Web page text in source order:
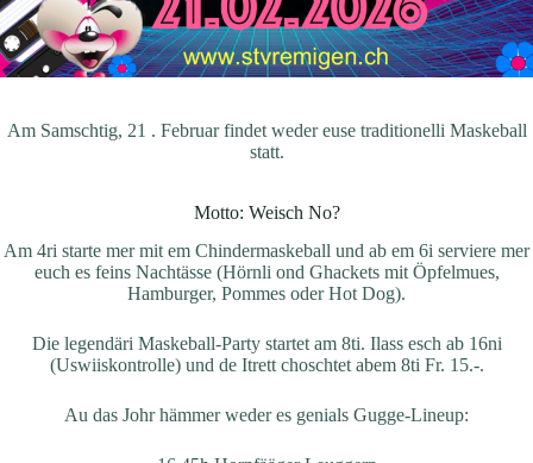
Am Samschtig, 21 . Februar findet weder euse traditionelli Maskeball
statt.
Motto: Weisch No?
Am 4ri starte mer mit em Chindermaskeball und ab em 6i serviere mer
euch es feins Nachtässe (Hörnli ond Ghackets mit Öpfelmues,
Hamburger, Pommes oder Hot Dog).
Die legendäri Maskeball-Party startet am 8ti. Ilass esch ab 16ni
(Uswiiskontrolle) und de Itrett choschtet abem 8ti Fr. 15.-.
Au das Johr hämmer weder es genials Gugge-Lineup: